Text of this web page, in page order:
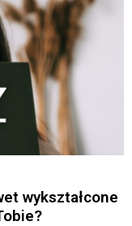
wykształcone